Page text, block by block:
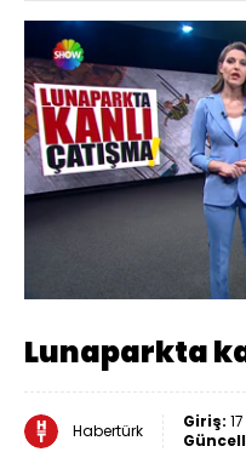
Aç
Lunaparkta
Habertürk Giriş: